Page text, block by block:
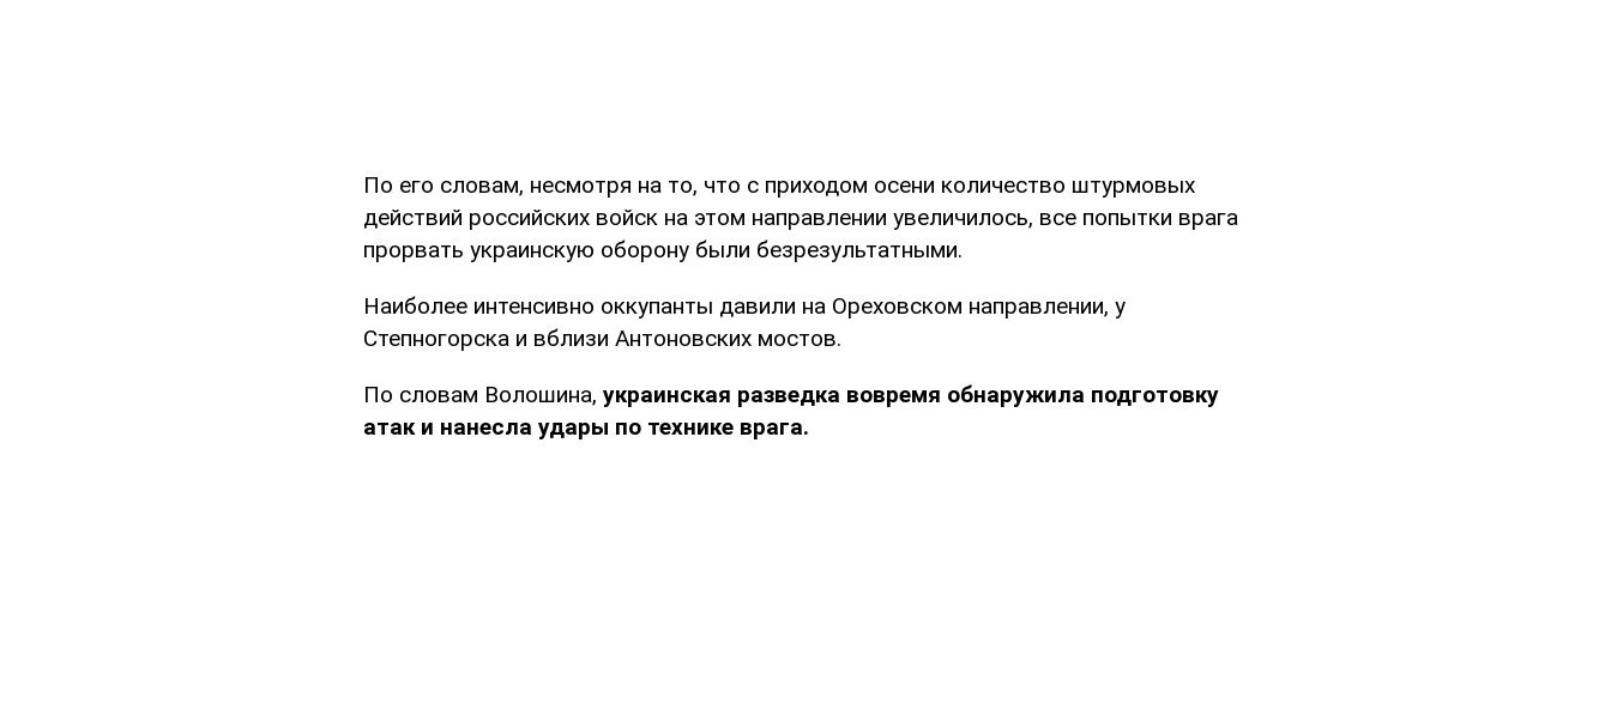
По его словам, несмотря на то, что с приходом осени количество штурмовых
действий российских войск на этом направлении увеличилось, все попытки врага
прорвать украинскую оборону были безрезультатными.
Наиболее интенсивно оккупанты давили на Ореховском направлении, у
Степногорска и вблизи Антоновских мостов.
По словам Волошина, украинская разведка вовремя обнаружила подготовку
атак и нанесла удары по технике врага.